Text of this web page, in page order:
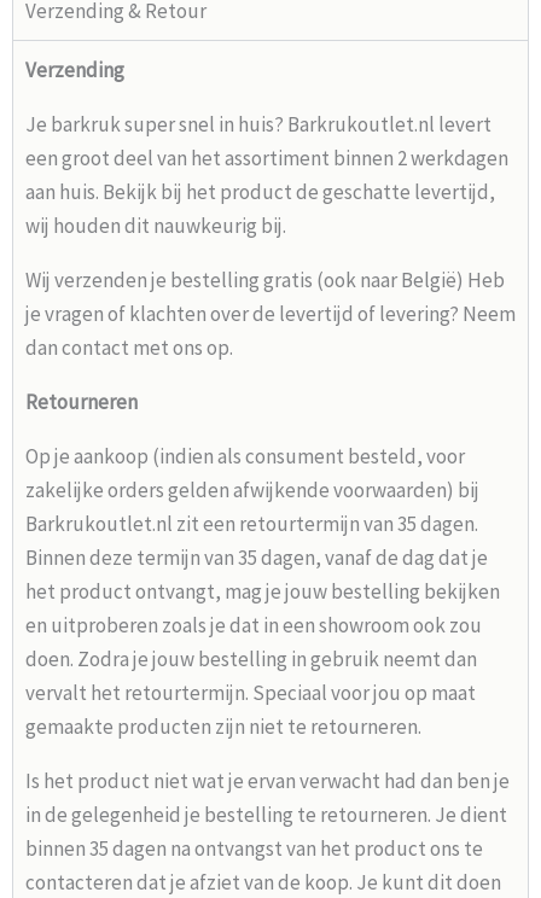
Verzending & Retour
Verzending
Je barkruk super snel in huis? Barkrukoutlet.nl levert
een groot deel van het assortiment binnen 2 werkdagen
aan huis. Bekijk bij het product de geschatte levertijd,
wij houden dit nauwkeurig bij.
Wij verzenden je bestelling gratis (ook naar België) Heb
je vragen of klachten over de levertijd of levering? Neem
dan contact met ons op.
Retourneren
Op je aankoop (indien als consument besteld, voor
zakelijke orders gelden afwijkende voorwaarden) bij
Barkrukoutlet.nl zit een retourtermijn van 35 dagen.
Binnen deze termijn van 35 dagen, vanaf de dag dat je
het product ontvangt, mag je jouw bestelling bekijken
en uitproberen zoals je dat in een showroom ook zou
doen. Zodra je jouw bestelling in gebruik neemt dan
vervalt het retourtermijn. Speciaal voor jou op maat
gemaakte producten zijn niet te retourneren.
Is het product niet wat je ervan verwacht had dan ben je
in de gelegenheid je bestelling te retourneren. Je dient
binnen 35 dagen na ontvangst van het product ons te
contacteren dat je afziet van de koop. Je kunt dit doen